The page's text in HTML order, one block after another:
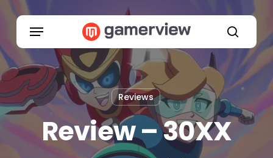
content
search
Menu
Reviews
Review – 30XX